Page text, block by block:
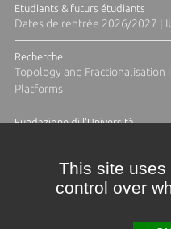
Etudiants & futurs étudiants
Dates de rentrée 2026/2027 |
Recherche
Topology and
Platforms
Fundazione di l'Università
This site
control over